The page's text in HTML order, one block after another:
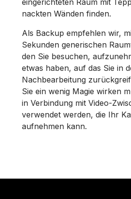
eingerichteten Raum mit
nackten Wänden finden.
Als Backup empfehlen wir,
Sekunden generischen
den Sie besuchen,
etwas haben, auf das Sie in
Nachbearbeitung
Sie ein wenig Magie wirken
in Verbindung mit Video-
verwendet werden, die Ihr
aufnehmen kann.